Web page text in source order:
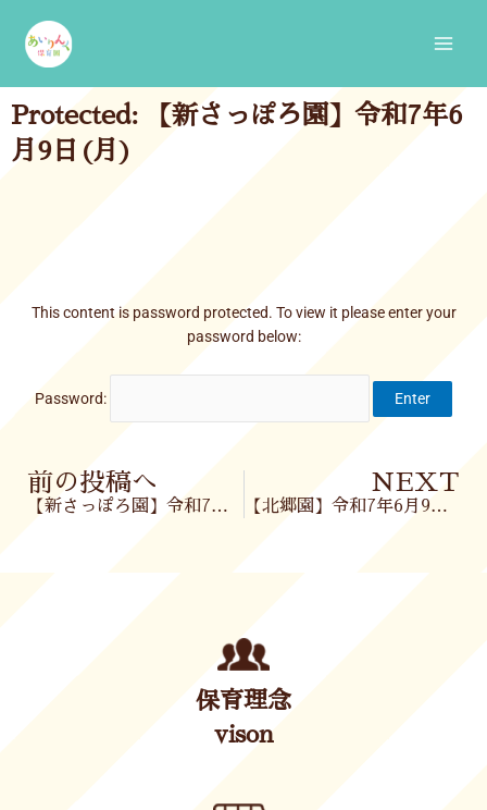
content
Protected: 【新さっぽろ園】令和7年6
月9日(月)
This content is password protected. To view it please enter your
password below:
Password:
Prev
前の投稿へ
【新さっぽろ園】令和7年6月6日(金)
NEXT
【北郷園】令和7年6月9日(月)
保育理念
vison